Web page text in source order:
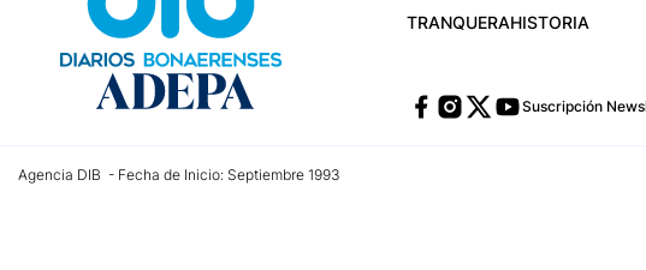
TRANQUERAHISTORIA
Suscripción
Agencia DIB - Fecha de Inicio: Septiembre 1993